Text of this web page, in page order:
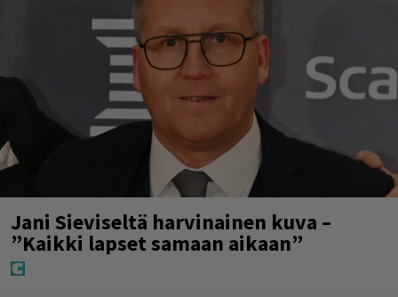
Jani Sieviseltä harvinainen kuva –
”Kaikki lapset samaan aikaan”